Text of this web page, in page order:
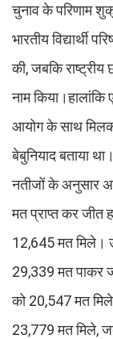
चुनाव के परिणाम
भारतीय विद्यार्थी
की, जबकि
नाम
आयोग के साथ
बेबुनियाद बताया था।
नतीजों के अनुसार
मत प्राप्त कर जीत
12,645 मत मिले।
29,339 मत पाकर
को 20,547 मत
23,779 मत मिले,